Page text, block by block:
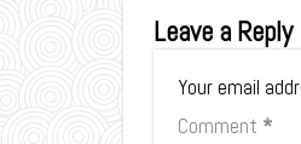
Leave a Reply
Your email
Comment *